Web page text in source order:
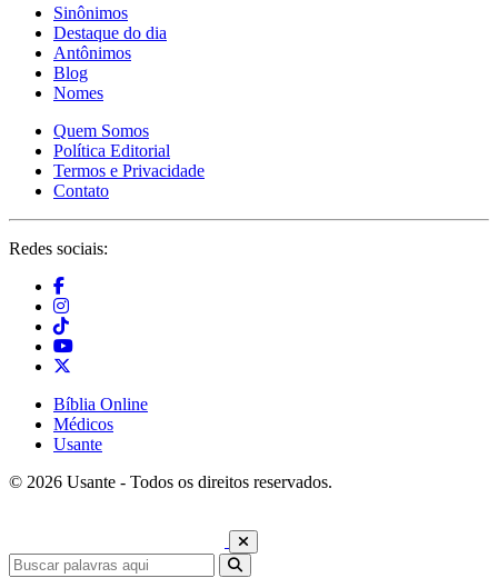
Sinônimos
Destaque do dia
Antônimos
Blog
Nomes
Quem Somos
Política Editorial
Termos e Privacidade
Contato
Redes sociais:
Bíblia Online
Médicos
Usante
© 2026 Usante - Todos os direitos reservados.